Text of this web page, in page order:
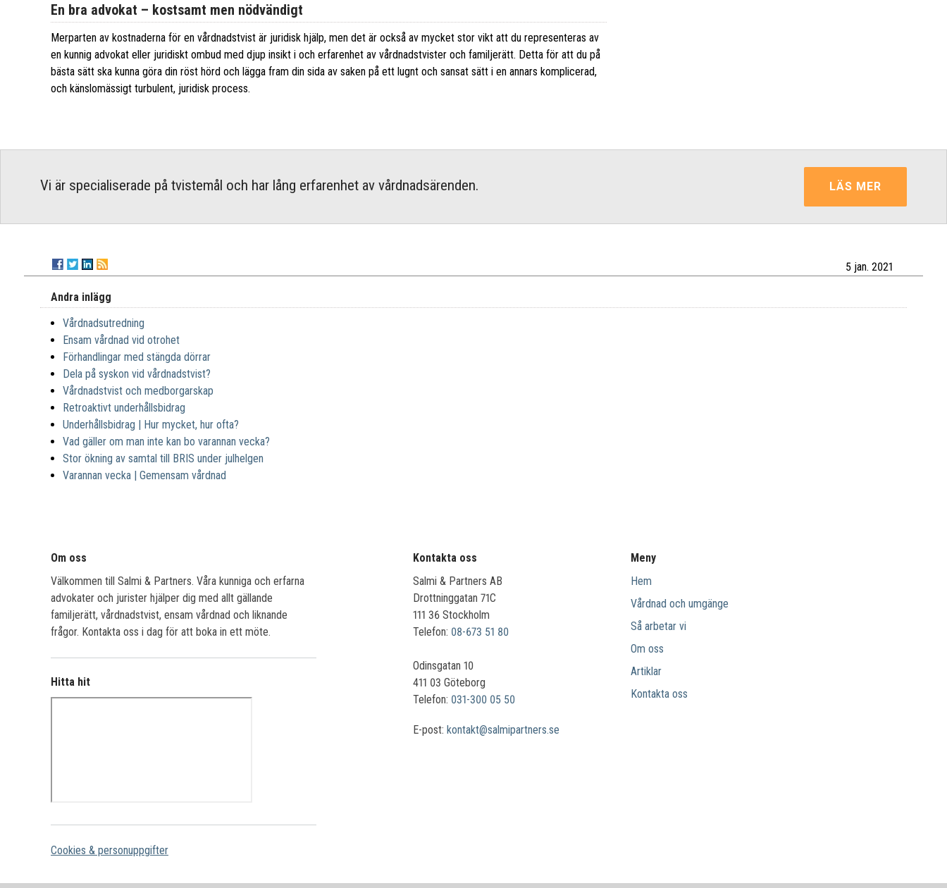
En bra advokat – kostsamt men nödvändigt
Merparten av kostnaderna för en vårdnadstvist är juridisk hjälp, men det är också av mycket stor vikt att du representeras av
en kunnig advokat eller juridiskt ombud med djup insikt i och erfarenhet av vårdnadstvister och familjerätt. Detta för att du på
bästa sätt ska kunna göra din röst hörd och lägga fram din sida av saken på ett lugnt och sansat sätt i en annars komplicerad,
och känslomässigt turbulent, juridisk process.
Vi är specialiserade på tvistemål och har lång erfarenhet av vårdnadsärenden. LÄS MER
5 jan. 2021
Andra inlägg
Vårdnadsutredning
Ensam vårdnad vid otrohet
Förhandlingar med stängda dörrar
Dela på syskon vid vårdnadstvist?
Vårdnadstvist och medborgarskap
Retroaktivt underhållsbidrag
Underhållsbidrag | Hur mycket, hur ofta?
Vad gäller om man inte kan bo varannan vecka?
Stor ökning av samtal till BRIS under julhelgen
Varannan vecka | Gemensam vårdnad
Om oss
Välkommen till Salmi & Partners. Våra kunniga och erfarna
advokater och jurister hjälper dig med allt gällande
familjerätt, vårdnadstvist, ensam vårdnad och liknande
frågor. Kontakta oss i dag för att boka in ett möte.
Hitta hit
Cookies & personuppgifter
Kontakta oss
Salmi & Partners AB
Drottninggatan 71C
111 36 Stockholm
Telefon: 08-673 51 80
Odinsgatan 10
411 03 Göteborg
Telefon: 031-300 05 50
E-post: kontakt@salmipartners.se
Meny
Hem
Vårdnad och umgänge
Så arbetar vi
Om oss
Artiklar
Kontakta oss